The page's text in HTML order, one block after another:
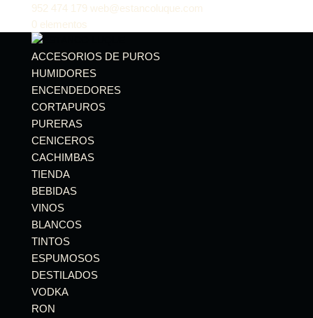
952 474 179 web@estancoluque.com
0 elementos
ACCESORIOS DE PUROS
HUMIDORES
ENCENDEDORES
CORTAPUROS
PURERAS
CENICEROS
CACHIMBAS
TIENDA
BEBIDAS
VINOS
BLANCOS
TINTOS
ESPUMOSOS
DESTILADOS
VODKA
RON